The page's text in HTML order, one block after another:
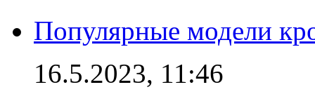
Популярные модели
16.5.2023, 11:46